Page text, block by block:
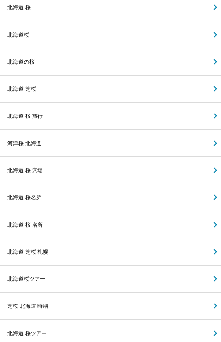
北海道 桜
北海道桜
北海道の桜
北海道 芝桜
北海道 桜 旅行
河津桜 北海道
北海道 桜 穴場
北海道 桜名所
北海道 桜 名所
北海道 芝桜 札幌
北海道桜ツアー
芝桜 北海道 時期
北海道 桜ツアー